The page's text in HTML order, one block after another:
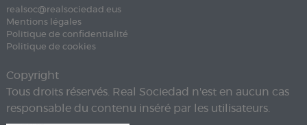
realsoc@realsociedad.eus
Mentions légales
Politique de confidentialité
Politique de cookies
Copyright
Tous droits réservés. Real Sociedad n'est en aucun cas
responsable du contenu inséré par les utilisateurs.